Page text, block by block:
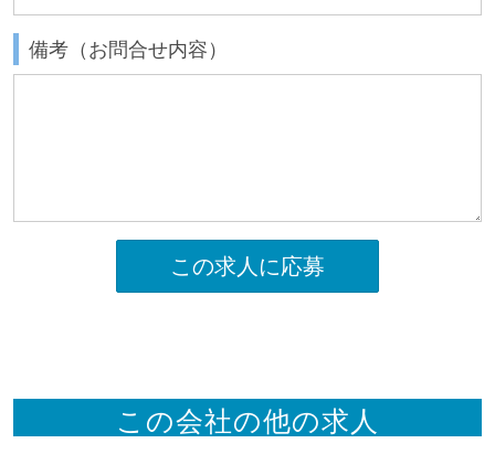
備考（お問合せ内容）
この求人に応募
この会社の他の求人